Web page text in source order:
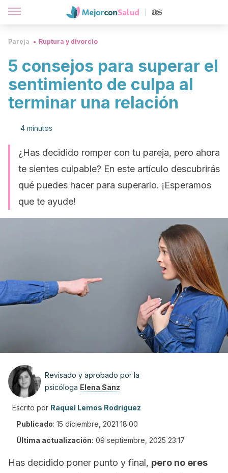
Pareja Ruptura y divorcio
5 consejos para superar el
sentimiento de culpa al
terminar una relación
4 minutos
¿Has decidido romper con tu pareja, pero ahora
te sientes culpable? En este artículo descubrirás
qué puedes hacer para superarlo. ¡Esperamos
que te ayude!
Revisado y aprobado por la
psicóloga Elena Sanz
Escrito por Raquel Lemos Rodríguez
Publicado: 15 diciembre, 2021 18:00
Última actualización: 09 septiembre, 2025 23:17
Has decidido poner punto y final, pero no eres